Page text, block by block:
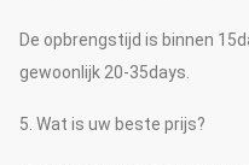
De opbrengstijd is binnen
gewoonlijk 20-35days.
5. Wat is uw beste prijs?